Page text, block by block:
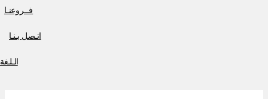
فــروعنـا
اتـصل بـنـا
الـلـغة